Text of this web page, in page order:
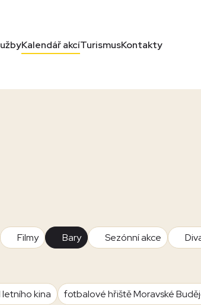
Kalendář akcíTurismusKontakty
Filmy Bary Sezónní akce
letního kina
fotbalové hřiště Moravské